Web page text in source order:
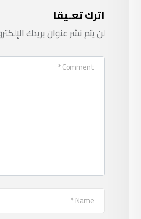
اترك تعليقاً
لن يتم نشر عنوان بريدك